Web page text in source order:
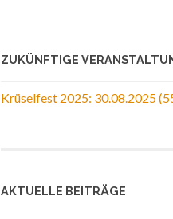
ZUKÜNFTIGE
Krüselfest 2025: 30.08.2025
AKTUELLE BEITRÄGE